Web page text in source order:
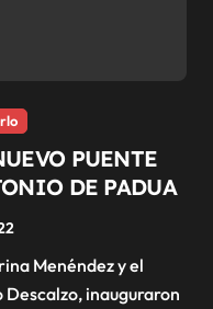
PUENTE
DE PADUA
inauguraron